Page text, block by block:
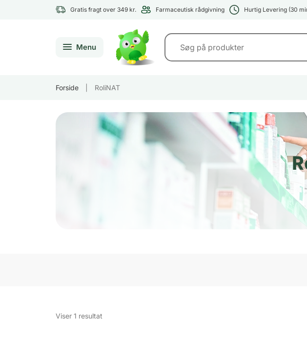
Gratis fragt over 349 kr. Farmaceutisk rådgivning Hurtig Levering (30
Menu
Forside RoliNAT
Viser 1 resultat